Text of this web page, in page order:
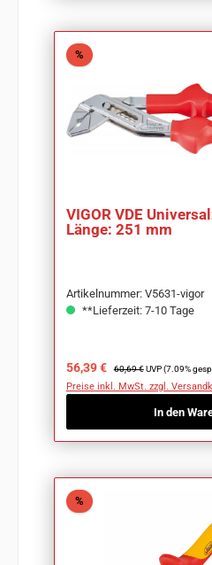
%Rabatt
VIGOR VDE
Länge: 251 mm
Artikelnummer: V5631-vigor
**Lieferzeit: 7-10 Tage
Verkaufspreis:
56,39 € Regulärer Preis:
60,69 € UVP (7.09%
Preise inkl. MwSt. zzgl.
In den
%Rabatt